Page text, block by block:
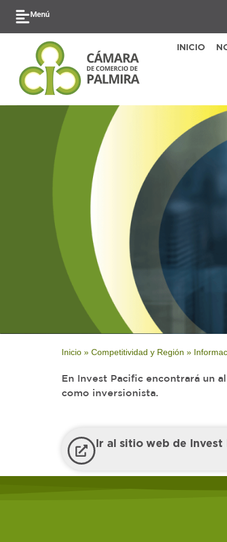
contenido
Menú
INICIO
Inicio » Competitividad y Región »
En Invest Pacific encontrará un
como inversionista.
Ir al sitio web de Invest